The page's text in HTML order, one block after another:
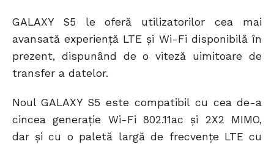
GALAXY S5 le oferă utilizatorilor cea mai
avansată experiență LTE și Wi-Fi disponibilă în
prezent, dispunând de o viteză uimitoare de
transfer a datelor.
Noul GALAXY S5 este compatibil cu cea de-a
cincea generație Wi-Fi 802.11ac și 2X2 MIMO,
dar și cu o paletă largă de frecvențe LTE cu